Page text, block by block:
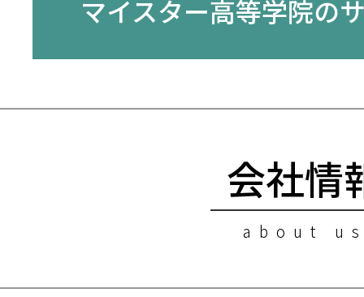
マイスター高等学院の
会社情
about